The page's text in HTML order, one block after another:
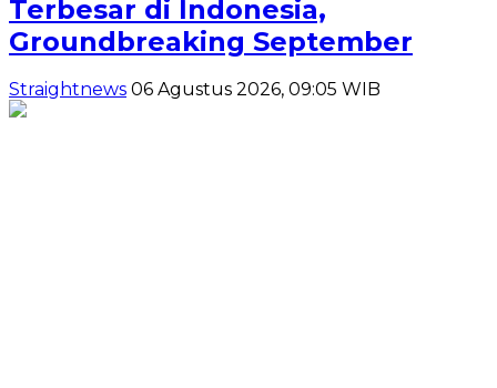
Terbesar di Indonesia,
Groundbreaking September
Straightnews 06 Agustus 2026, 09:05 WIB